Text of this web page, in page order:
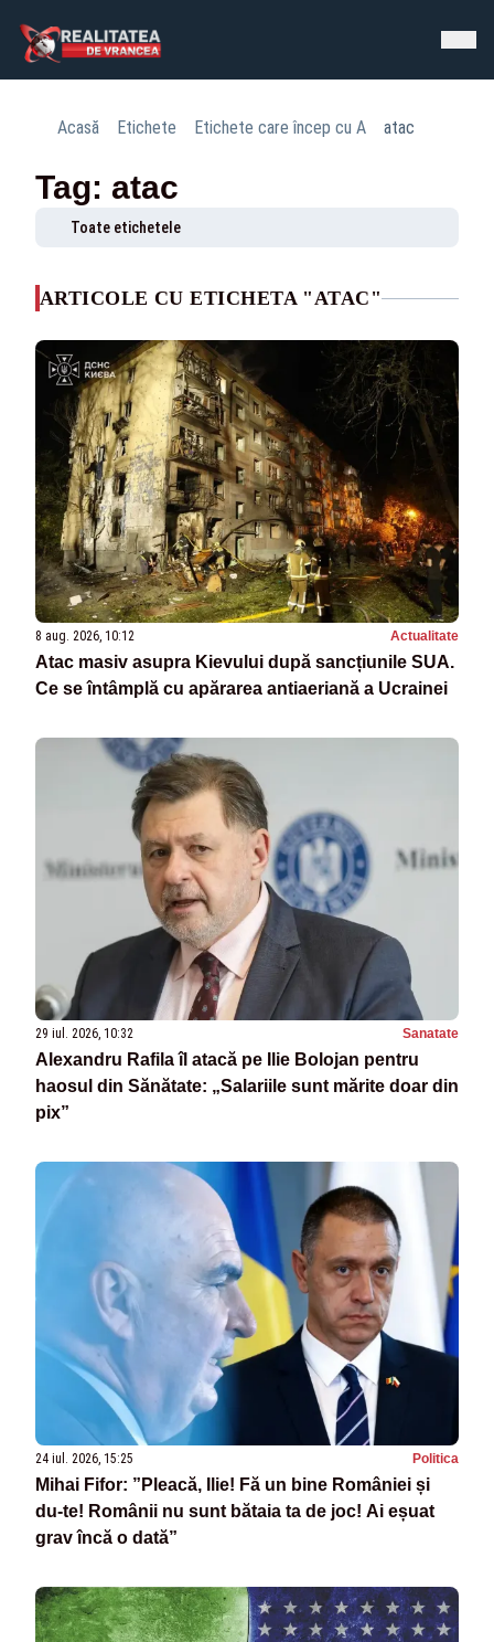
Acasă Etichete Etichete care încep cu A atac
Tag: atac
Toate etichetele
ARTICOLE CU ETICHETA "ATAC"
8 aug. 2026, 10:12 Actualitate
Atac masiv asupra Kievului după sancțiunile SUA.
Ce se întâmplă cu apărarea antiaeriană a Ucrainei
29 iul. 2026, 10:32 Sanatate
Alexandru Rafila îl atacă pe Ilie Bolojan pentru
haosul din Sănătate: „Salariile sunt mărite doar din
pix”
24 iul. 2026, 15:25 Politica
Mihai Fifor: ”Pleacă, Ilie! Fă un bine României și
du-te! Românii nu sunt bătaia ta de joc! Ai eșuat
grav încă o dată”